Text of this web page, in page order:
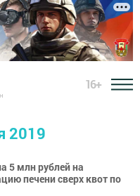
16+
2019
5 млн рублей на
печени сверх квот по